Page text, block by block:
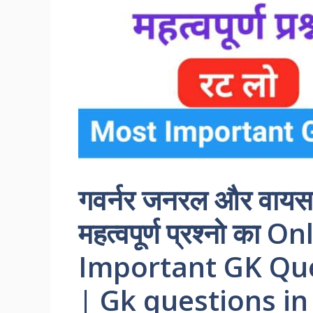
गवर्नर जनरल और
महत्वपूर्ण प्रश्नो का
Important GK
| Gk questions